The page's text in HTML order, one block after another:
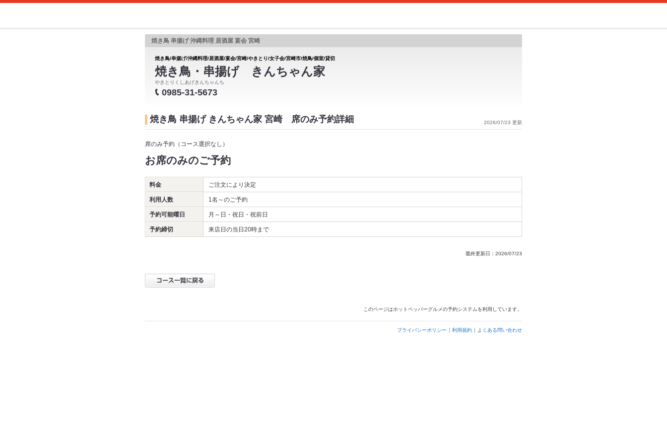
焼き鳥 串揚げ 沖縄料理 居酒屋 宴会 宮崎
焼き鳥/串揚げ/沖縄料理/居酒屋/宴会/宮崎/やきとり/女子会/宮崎市/焼鳥/個室/貸切
焼き鳥・串揚げ きんちゃん家
やきとりくしあげきんちゃんち
0985-31-5673
2026/07/23 更新
焼き鳥 串揚げ きんちゃん家 宮崎 席のみ予約詳細
席のみ予約（コース選択なし）
お席のみのご予約
料金 ご注文により決定
利用人数 1名～のご予約
予約可能曜日 月～日・祝日・祝前日
予約締切 来店日の当日20時まで
最終更新日：2026/07/23
このページはホットペッパーグルメの予約システムを利用しています。
プライバシーポリシー 利用規約 よくある問い合わせ